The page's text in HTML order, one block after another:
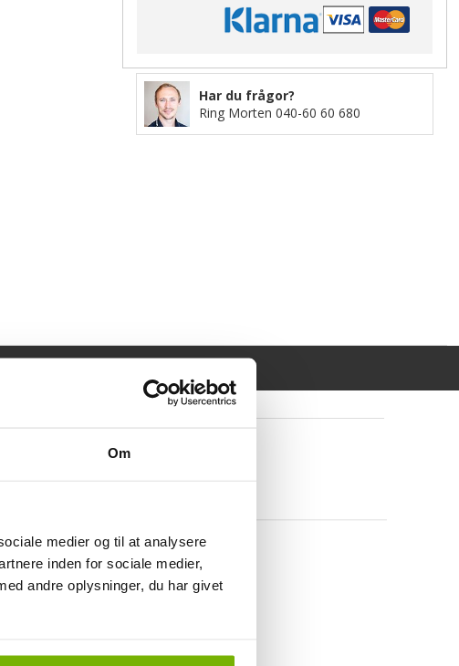
Om
medier og til at analysere
inden for sociale medier,
andre oplysninger, du har givet
Har du frågor?
Ring Morten 040-60 60 680